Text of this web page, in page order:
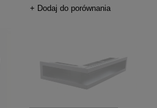
+ Dodaj do porównania